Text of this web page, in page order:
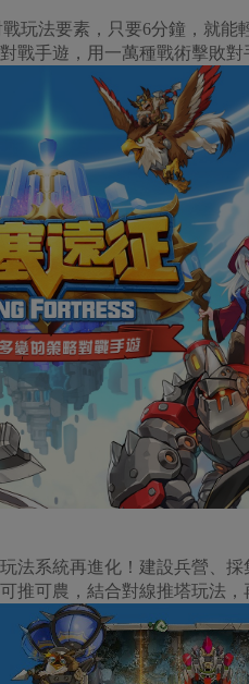
戰玩法要素，只要6分鐘，就
戰手遊，用一萬種戰術擊敗對
法系統再進化！建設兵營、
推可農，結合對線推塔玩法，